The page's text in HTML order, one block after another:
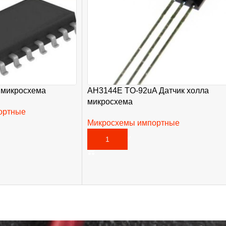
AH3144E TO-92uA Датчик холла
микросхема
Микросхемы импортные
В КОРЗИНУ